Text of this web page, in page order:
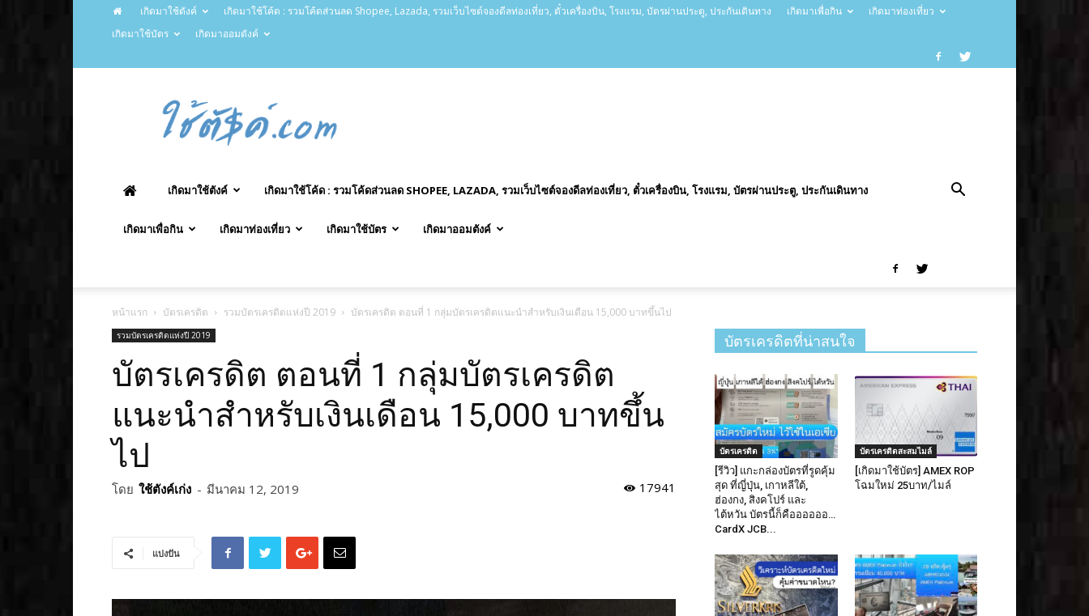
เกิดมาใช้ตังค์ เกิดมาใช้โค้ด : รวมโค้ดส่วนลด Shopee, Lazada, รวมเว็บไซต์จองดีลท่องเที่ยว, ตั๋วเครื่องบิน, โรงแรม, บัตรผ่านประตู, ประกันเดินทาง เกิดมาเพื่อกิน
เกิดมาท่องเที่ยว
เกิดมาใช้บัตร
เกิดมาออมตังค์
ChaiTung.com
ใช้
เกิดมาใช้ตังค์ เกิดมาใช้โค้ด : รวมโค้ดส่วนลด SHOPEE, LAZADA, รวมเว็บไซต์จองดีลท่องเที่ยว, ตั๋วเครื่องบิน, โรงแรม, บัตรผ่านประตู, ประกันเดินทาง
เกิดมาเพื่อกิน เกิดมาท่องเที่ยว เกิดมาใช้บัตร เกิดมาออมตังค์
หน้าแรก บัตรเครดิต รวมบัตรเครดิตแห่งปี 2019 บัตรเครดิต ตอนที่ 1 กลุ่มบัตรเครดิตแนะนำสำหรับเงินเดือน 15,000 บาทขึ้นไป
รวมบัตรเครดิตแห่งปี 2019
บัตรเครดิต ตอนที่ 1 กลุ่มบัตรเครดิต
แนะนำสำหรับเงินเดือน 15,000 บาทขึ้น
ไป
โดย ใช้ตังค์เก่ง - มีนาคม 12, 2019 17941
แบ่งปัน
บัตรเครดิตที่น่าสนใจ
บัตรเครดิต
[รีวิว] แกะกล่องบัตรที่รูดคุ้ม
สุด ที่ญี่ปุ่น, เกาหลีใต้,
ฮ่องกง, สิงคโปร์ และ
ไต้หวัน บัตรนี้ก็คืออออออ…
CardX JCB...
บัตรเครดิตสะสมไมล์
[เกิดมาใช้บัตร] AMEX ROP
โฉมใหม่ 25บาท/ไมล์